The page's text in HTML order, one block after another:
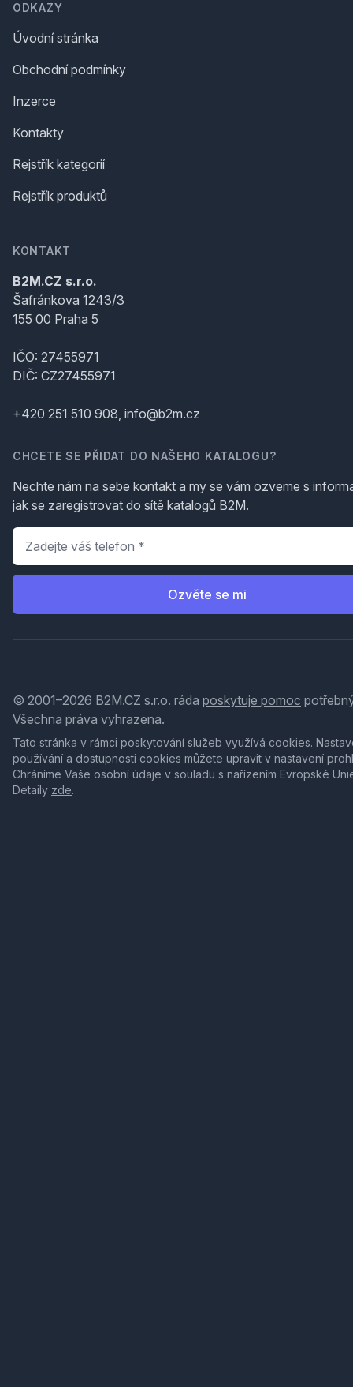
ODKAZY
Úvodní stránka
Obchodní podmínky
Inzerce
Kontakty
Rejstřík kategorií
Rejstřík produktů
KONTAKT
B2M.CZ s.r.o.
Šafránkova 1243/3
155 00 Praha 5
IČO: 27455971
DIČ: CZ27455971
+420 251 510 908, info@b2m.cz
CHCETE SE PŘIDAT DO NAŠEHO KATALOGU?
Nechte nám na sebe kontakt a my se vám ozveme s
jak se zaregistrovat do sítě katalogů B2M.
Telefon
Ozvěte se mi
© 2001–2026 B2M.CZ s.r.o. ráda poskytuje pomoc
Všechna práva vyhrazena.
Tato stránka v rámci poskytování služeb využívá cookies.
používání a dostupnosti cookies můžete upravit v nastavení
Chráníme Vaše osobní údaje v souladu s nařízením Evropské
Detaily zde.